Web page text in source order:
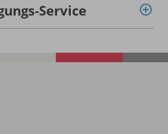
Service